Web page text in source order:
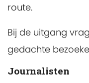
route.
Bij de uitgang
gedachte
Journalisten